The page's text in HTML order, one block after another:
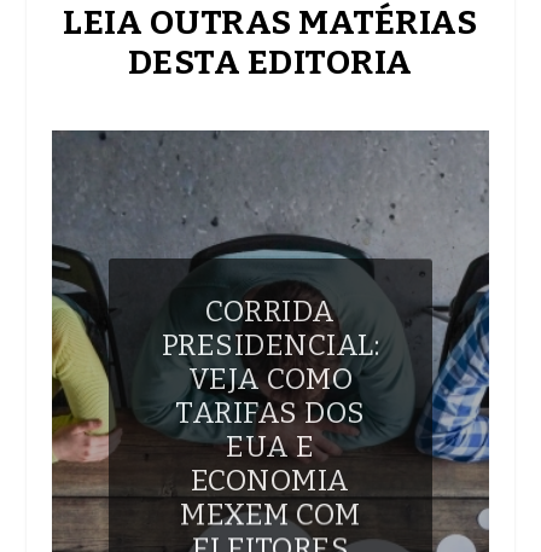
LEIA OUTRAS MATÉRIAS
DESTA EDITORIA
CORRIDA
PRESIDENCIAL:
VEJA COMO
TARIFAS DOS
EUA E
ECONOMIA
MEXEM COM
ELEITORES